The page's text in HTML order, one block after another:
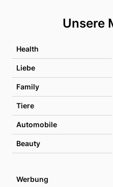
Unsere
Health
Liebe
Family
Tiere
Automobile
Beauty
Werbung